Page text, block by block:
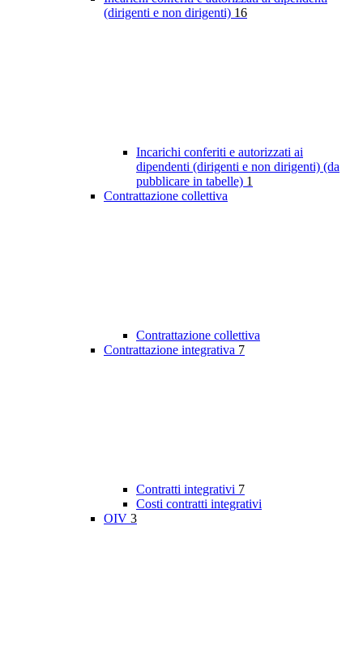
(dirigenti e non dirigenti) 16
Incarichi conferiti e autorizzati ai
dipendenti (dirigenti e non dirigenti) (da
pubblicare in tabelle) 1
Contrattazione collettiva
Contrattazione collettiva
Contrattazione integrativa 7
Contratti integrativi 7
Costi contratti integrativi
OIV 3